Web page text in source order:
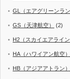
GL（エアグリーンラン
GS（天津航空） (2)
H2（スカイエアライン
HA（ハワイアン航空）
HB（アジアアトラン）